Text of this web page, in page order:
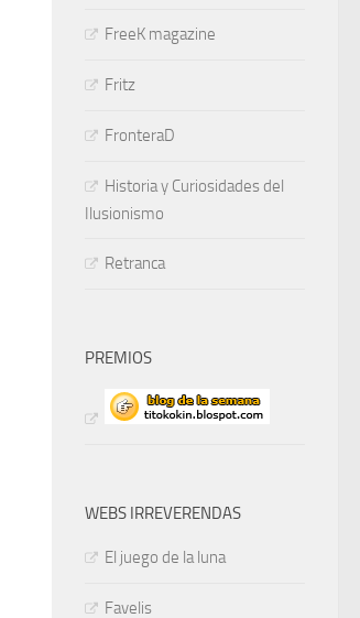
FreeK magazine
Fritz
FronteraD
Historia y Curiosidades del
Ilusionismo
Retranca
PREMIOS
WEBS IRREVERENDAS
El juego de la luna
Favelis